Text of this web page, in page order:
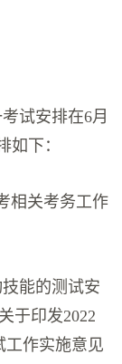
试安排在6月
如下：
相关考务工作
能的测试安
于印发2022
工作实施意见